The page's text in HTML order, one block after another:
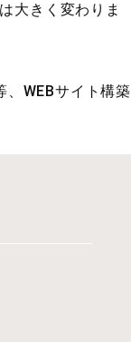
大きく変わりま
WEBサイト構築